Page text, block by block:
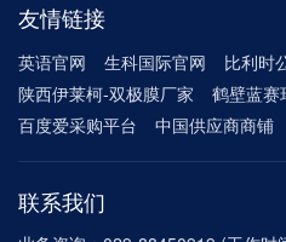
友情链接
英语官网 生科国际官网 比利时
陕西伊莱柯-双极膜厂家
鹤壁蓝赛
百度爱采购平台
中国供应商商铺
联系我们